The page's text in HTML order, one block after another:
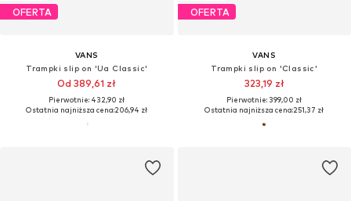
OFERTA
VANS
Trampki slip on 'Ua Classic'
Od 389,61 zł
Pierwotnie: 432,90 zł
Ostatnia najniższa cena:206,94 zł
OFERTA
VANS
Trampki slip on 'Classic'
323,19 zł
Pierwotnie: 399,00 zł
Ostatnia najniższa cena:251,37 zł